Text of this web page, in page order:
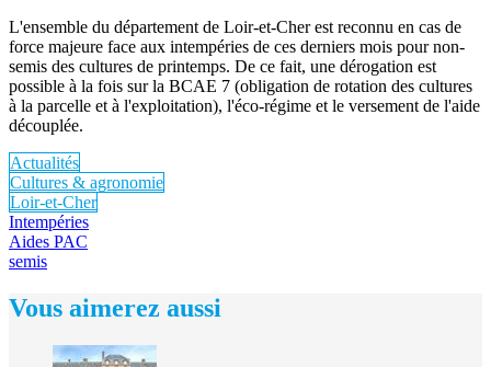
L'ensemble du département de Loir-et-Cher est reconnu en cas de
force majeure face aux intempéries de ces derniers mois pour non-
semis des cultures de printemps. De ce fait, une dérogation est
possible à la fois sur la BCAE 7 (obligation de rotation des cultures
à la parcelle et à l'exploitation), l'éco-régime et le versement de l'aide
découplée.
Actualités
Cultures & agronomie
Loir-et-Cher
Intempéries
Aides PAC
semis
Vous aimerez aussi